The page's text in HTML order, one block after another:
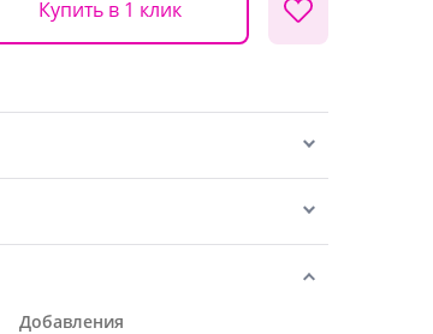
Купить в 1 клик
Добавления